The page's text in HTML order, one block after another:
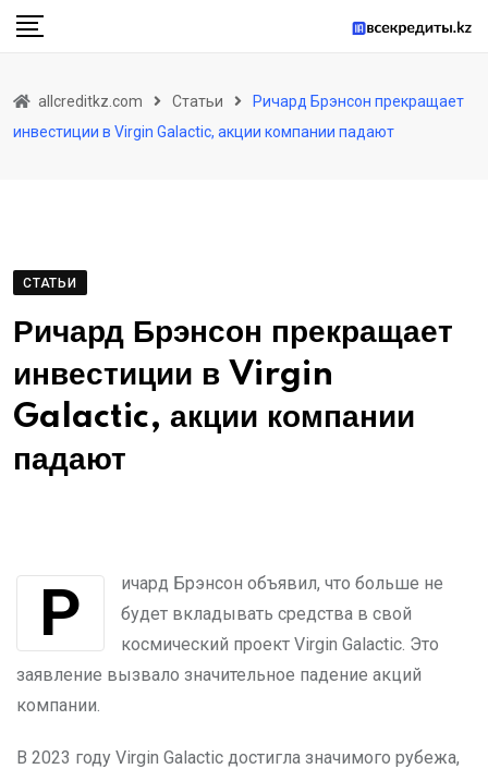
Skip
allcreditkz.com Статьи
Ричард Брэнсон прекращает
инвестиции в Virgin Galactic, акции компании падают
СТАТЬИ
Ричард Брэнсон прекращает
инвестиции в Virgin
Galactic, акции компании
падают
Ричард Брэнсон объявил, что больше не
будет вкладывать средства в свой
космический проект Virgin Galactic. Это
заявление вызвало значительное падение акций
компании.
В 2023 году Virgin Galactic достигла значимого рубежа,